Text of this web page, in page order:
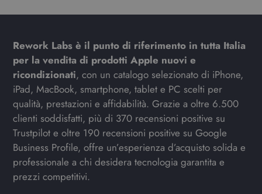
Rework Labs è il punto di riferimento in tutta Italia
per la vendita di prodotti Apple nuovi e
ricondizionati, con un catalogo selezionato di iPhone,
iPad, MacBook, smartphone, tablet e PC scelti per
qualità, prestazioni e affidabilità. Grazie a oltre 6.500
clienti soddisfatti, più di 370 recensioni positive su
Trustpilot e oltre 190 recensioni positive su Google
Business Profile, offre un’esperienza d’acquisto solida e
professionale a chi desidera tecnologia garantita e
prezzi competitivi.